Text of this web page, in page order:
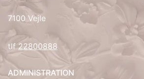
RU
ES
7100 Vejle
tlf22800888
ADMINISTRATION